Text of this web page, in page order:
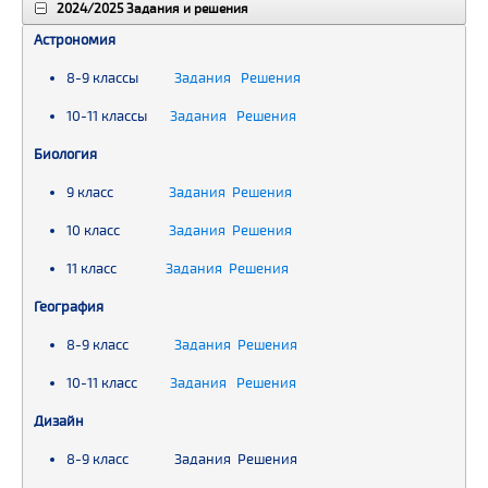
2024/2025 Задания и решения
Астрономия
8-9 классы Задания Решения
10-11 классы Задания Решения
Биология
9 класс Задания Решения
10 класс Задания Решения
11 класс Задания Решения
География
8-9 класс Задания Решения
10-11 класс Задания Решения
Дизайн
8-9 класс Задания Решения